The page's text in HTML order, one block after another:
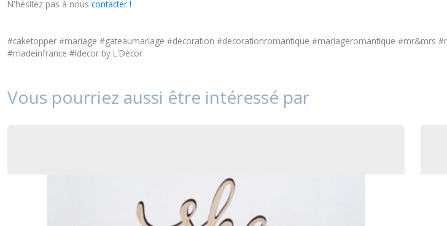
N'hésitez pas à nous contacter !
#caketopper #mariage #gateaumariage #decoration #decorationromantique #mariageromantique #mr&mrs
#madeinfrance #ldecor by L'Décor
Vous pourriez aussi être intéressé par